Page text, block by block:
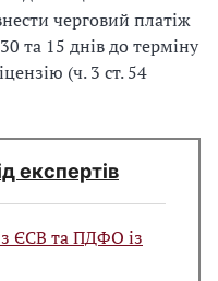
черговий платіж
та 15 днів до терміну
(ч. 3 ст. 54
експертів
ЄСВ та ПДФО із